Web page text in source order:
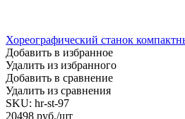
Хореографический станок
Добавить в избранное
Удалить из избранного
Добавить в сравнение
Удалить из сравнения
SKU: hr-st-97
20498 руб./шт